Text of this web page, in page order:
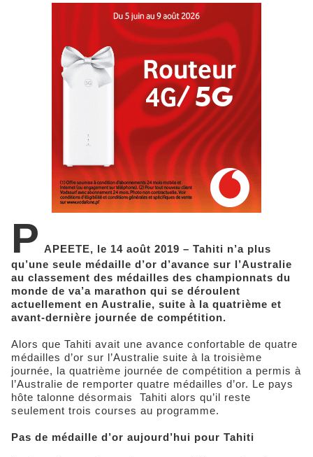
P APEETE, le 14 août 2019 – Tahiti n’a plus
qu’une seule médaille d’or d’avance sur l’Australie
au classement des médailles des championnats du
monde de va’a marathon qui se déroulent
actuellement en Australie, suite à la quatrième et
avant-dernière journée de compétition.
Alors que Tahiti avait une avance confortable de quatre
médailles d’or sur l’Australie suite à la troisième
journée, la quatrième journée de compétition a permis à
l’Australie de remporter quatre médailles d’or. Le pays
hôte talonne désormais Tahiti alors qu’il reste
seulement trois courses au programme.
Pas de médaille d’or aujourd’hui pour Tahiti